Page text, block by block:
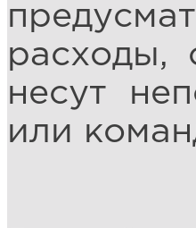
расходы,
несут
или